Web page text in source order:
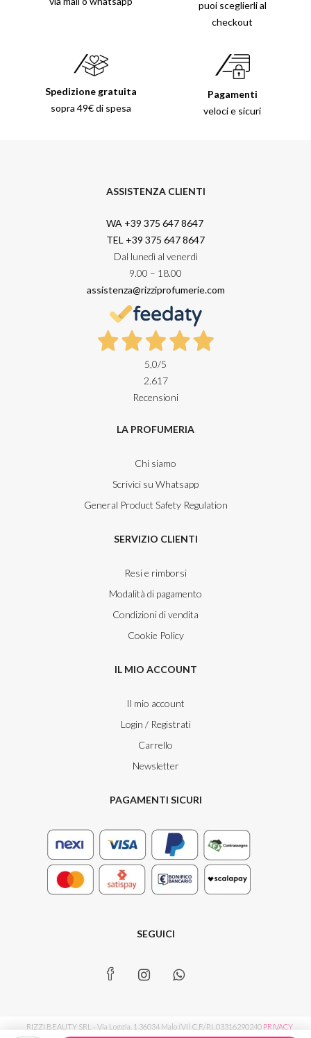
puoi sceglierli al
checkout
Spedizione gratuita
sopra 49€ di spesa
Pagamenti
veloci e sicuri
ASSISTENZA CLIENTI
WA +39 375 647 8647
TEL +39 375 647 8647
Dal lunedì al venerdì
9.00 – 18.00
assistenza@rizziprofumerie.com
5,0/5
2.617
Recensioni
LA PROFUMERIA
Chi siamo
Scrivici su Whatsapp
General Product Safety Regulation
SERVIZIO CLIENTI
Resi e rimborsi
Modalità di pagamento
Condizioni di vendita
Cookie Policy
IL MIO ACCOUNT
Il mio account
Login / Registrati
Carrello
Newsletter
PAGAMENTI SICURI
SEGUICI
RIZZI BEAUTY SRL - Via Loggia, 1 36034 Malo (VI) C.F./P.I. 03316290240 PRIVACY